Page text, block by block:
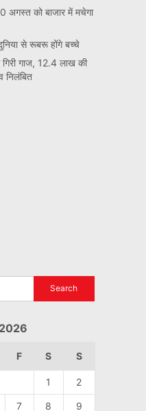
अगस्त को बाजार में मचेगा
से रूबरू होंगे बच्चे
गाज, 12.4 लाख की
निलंबित
F S S
1 2
7 8 9